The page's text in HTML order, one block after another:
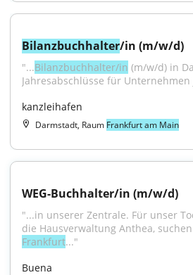
Bilanzbuchhalter/in (m/w/d)
"...Bilanzbuchhalter/in (m/w/d) in
Jahresabschlüsse für
kanzleihafen
Darmstadt, Raum Frankfurt am Main
WEG-Buchhalter/in (m/w/d)
"...in unserer Zentrale. Für unser
Frankfurt..."
Buena